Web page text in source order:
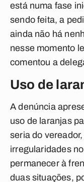
está numa fase
sendo feita, a
ainda não há
nesse momento
comentou a
Uso de
A denúncia
uso de laranjas
seria do
irregularidades
permanecer à
duas situações,